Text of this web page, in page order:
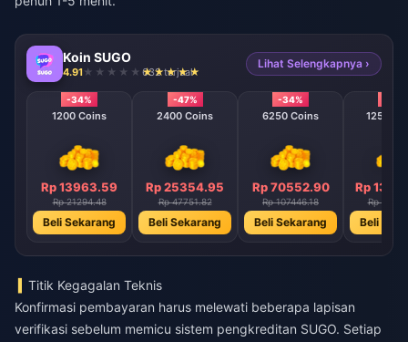
Koin SUGO
4.91 632 terjual
Lihat Selengkapnya ›
-34%
1200 Coins
Rp 13963.59
Rp 21294.48
Beli Sekarang
-47%
2400 Coins
Rp 25354.95
Rp 47751.82
Beli Sekarang
-34%
6250 Coins
Rp 70552.90
Rp 107446.18
Beli Sekarang
12500
Rp
Rp
Beli
Titik Kegagalan Teknis
Konfirmasi pembayaran harus melewati beberapa lapisan
verifikasi sebelum memicu sistem pengkreditan SUGO. Setiap